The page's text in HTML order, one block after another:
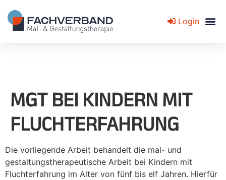
Login
MGT BEI KINDERN MIT
FLUCHTERFAHRUNG
Die vorliegende Arbeit behandelt die mal- und
gestaltungstherapeutische Arbeit bei Kindern mit
Fluchterfahrung im Alter von fünf bis elf Jahren. Hierfür